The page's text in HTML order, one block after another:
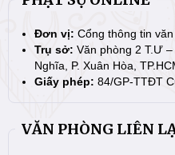
Đơn vị: Cổng thông tin
Trụ sở: Văn phòng 2 T.Ư
Nghĩa, P. Xuân Hòa,
Giấy phép: 84/GP-TTĐT
VĂN PHÒNG LIÊN